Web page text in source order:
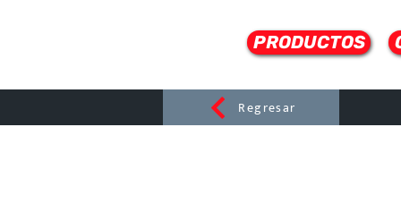
PRODUCTOS
Regresar